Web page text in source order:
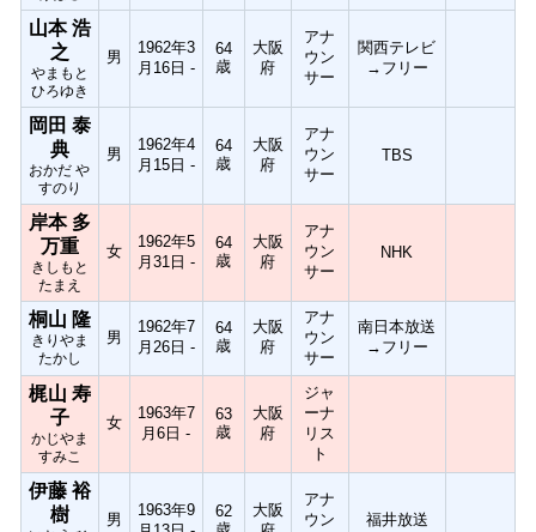
山本 浩
之
やまもと
ひろゆき
男
1962年3
月16日 -
64
歳
大阪
府
アナ
ウン
サー
関西テレビ
→フリー
岡田 泰
典
おかだ や
すのり
男
1962年4
月15日 -
64
歳
大阪
府
アナ
ウン
サー
TBS
岸本 多
万重
きしもと
たまえ
女
1962年5
月31日 -
64
歳
大阪
府
アナ
ウン
サー
NHK
桐山 隆
きりやま
たかし
男
1962年7
月26日 -
64
歳
大阪
府
アナ
ウン
サー
南日本放送
→フリー
梶山 寿
子
かじやま
すみこ
女
1963年7
月6日 -
63
歳
大阪
府
ジャ
ーナ
リス
ト
伊藤 裕
樹
男
1963年9
62
大阪
アナ
ウン
福井放送